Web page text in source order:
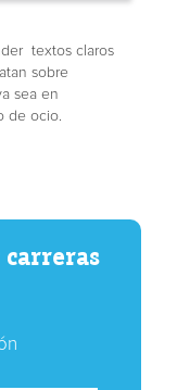
textos claros
sobre
sea en
de ocio.
carreras